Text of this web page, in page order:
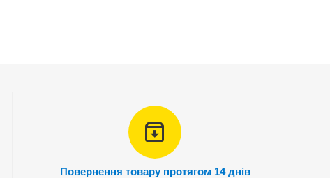
Повернення товару протягом 14 днів